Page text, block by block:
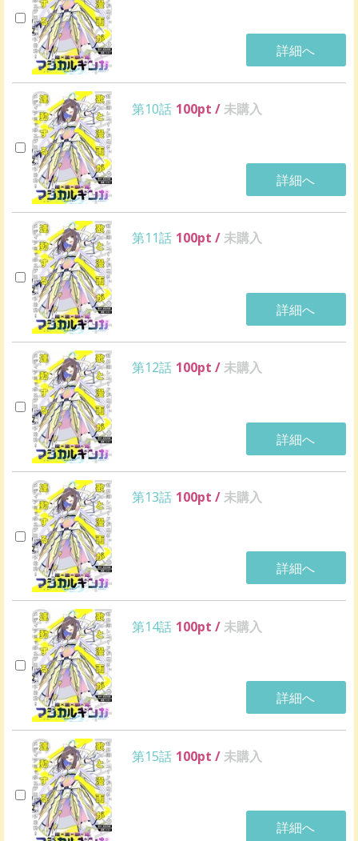
詳細へ
第10話 100pt /未購入
詳細へ
第11話 100pt /未購入
詳細へ
第12話 100pt /未購入
詳細へ
第13話 100pt /未購入
詳細へ
第14話 100pt /未購入
詳細へ
第15話 100pt /未購入
詳細へ